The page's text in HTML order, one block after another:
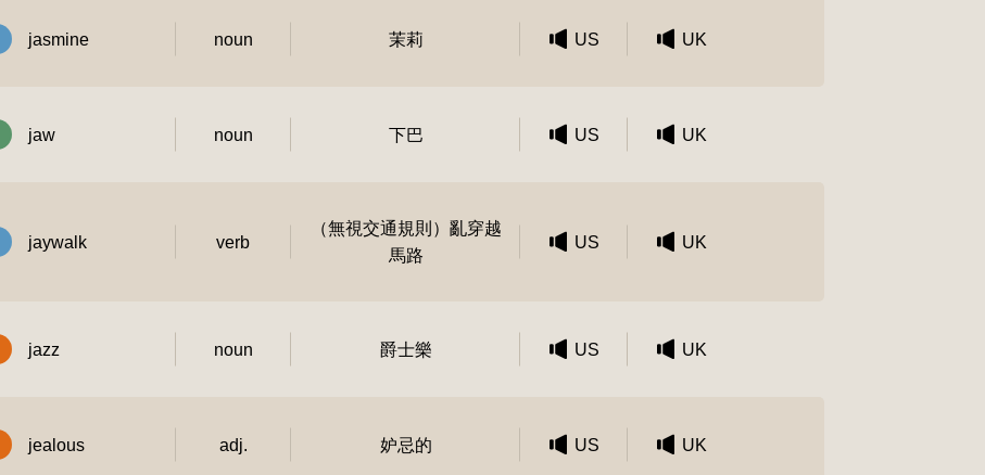
jasmine noun 茉莉 US UK
jaw noun 下巴 US UK
jaywalk verb
（無視交通規則）亂穿越
馬路
US UK
jazz noun 爵士樂 US UK
jealous adj. 妒忌的 US UK